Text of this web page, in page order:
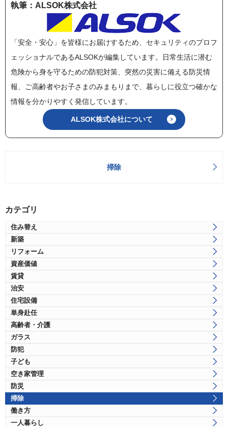
執筆：ALSOK株式会社
「安全・安心」を皆様にお届けするため、セキュリティのプロフ
ェッショナルであるALSOKが編集しています。日常生活に潜む
危険から身を守るための防犯対策、突然の災害に備える防災情
報、ご高齢者やお子さまのみまもりまで、暮らしに役立つ確かな
情報を分かりやすく発信しています。
ALSOK株式会社について
掃除
カテゴリ
住み替え
新築
リフォーム
資産価値
賃貸
治安
住宅設備
単身赴任
高齢者・介護
ガラス
防犯
子ども
空き家管理
防災
掃除
働き方
一人暮らし